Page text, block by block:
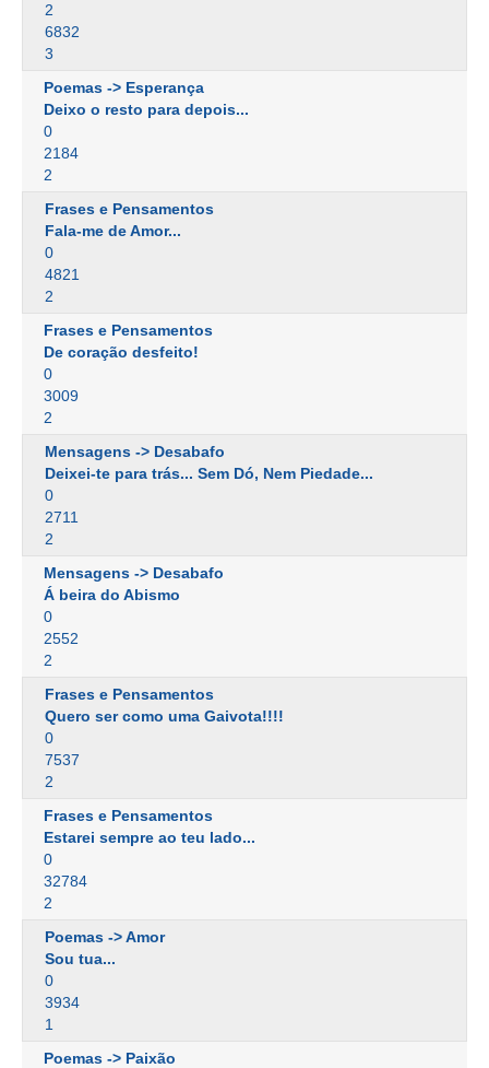
2
6832
3
Poemas -> Esperança
Deixo o resto para depois...
0
2184
2
Frases e Pensamentos
Fala-me de Amor...
0
4821
2
Frases e Pensamentos
De coração desfeito!
0
3009
2
Mensagens -> Desabafo
Deixei-te para trás... Sem Dó, Nem Piedade...
0
2711
2
Mensagens -> Desabafo
Á beira do Abismo
0
2552
2
Frases e Pensamentos
Quero ser como uma Gaivota!!!!
0
7537
2
Frases e Pensamentos
Estarei sempre ao teu lado...
0
32784
2
Poemas -> Amor
Sou tua...
0
3934
1
Poemas -> Paixão